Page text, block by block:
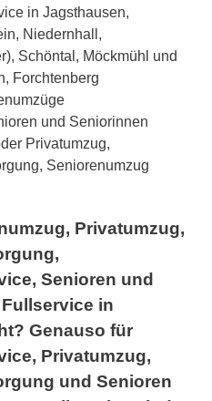
in Jagsthausen,
Niedernhall,
Schöntal, Möckmühl und
Forchtenberg
und Seniorinnen
Privatumzug,
Seniorenumzug
Privatumzug,
Senioren und
in
Genauso für
Privatumzug,
und Senioren